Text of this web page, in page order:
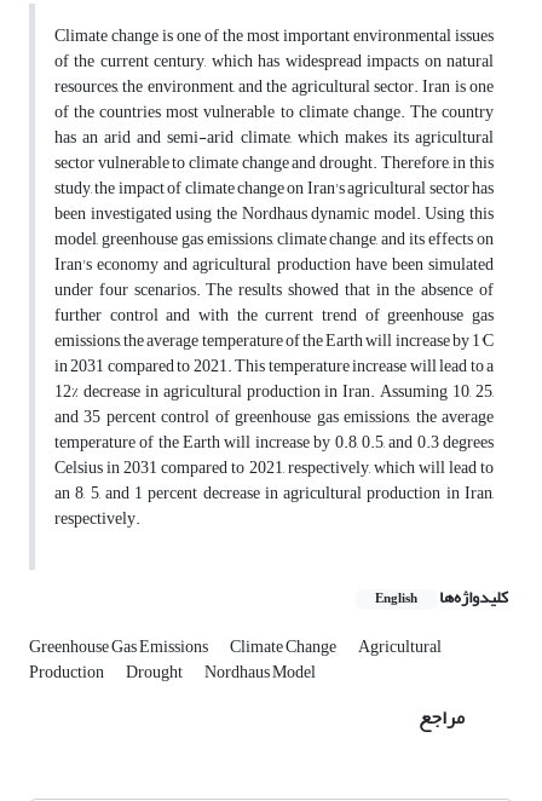
Climate change is one of the most important environmental issues
of the current century, which has widespread impacts on natural
resources, the environment, and the agricultural sector. Iran is one
of the countries most vulnerable to climate change. The country
has an arid and semi-arid climate, which makes its agricultural
sector vulnerable to climate change and drought. Therefore, in this
study, the impact of climate change on Iran's agricultural sector has
been investigated using the Nordhaus dynamic model. Using this
model, greenhouse gas emissions, climate change, and its effects on
Iran's economy and agricultural production have been simulated
under four scenarios. The results showed that in the absence of
further control and with the current trend of greenhouse gas
emissions, the average temperature of the Earth will increase by 1°C
in 2031 compared to 2021. This temperature increase will lead to a
12% decrease in agricultural production in Iran. Assuming 10, 25,
and 35 percent control of greenhouse gas emissions, the average
temperature of the Earth will increase by 0.8, 0.5, and 0.3 degrees
Celsius in 2031 compared to 2021, respectively, which will lead to
an 8, 5, and 1 percent decrease in agricultural production in Iran,
respectively.
کلیدواژه‌ها English
Greenhouse Gas Emissions Climate Change Agricultural
Production Drought Nordhaus Model
مراجع